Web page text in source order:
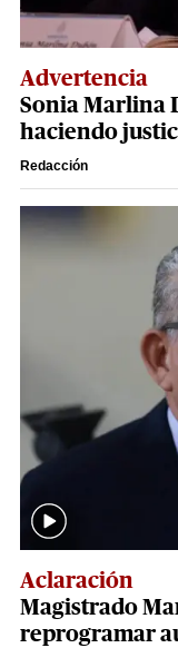
Advertencia
Sonia Marlina
haciendo
Redacción
Aclaración
Magistrado
reprogramar